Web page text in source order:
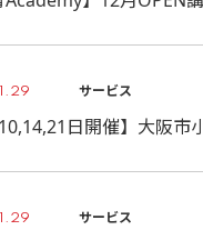
サービス
10,14,21日開催】大阪
サービス